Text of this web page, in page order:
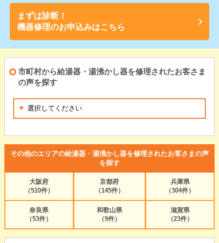
まずは診断！
機器修理のお申込みはこちら
市町村から給湯器・湯沸かし器を修理されたお客さま
の声を探す
その他のエリアの給湯器・湯沸かし器を修理されたお客さまの声
を探す
大阪府
（510件）
京都府
（145件）
兵庫県
（304件）
奈良県
（53件）
和歌山県
（9件）
滋賀県
（23件）